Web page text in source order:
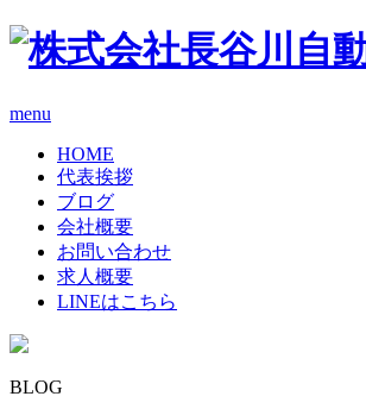
menu
HOME
代表挨拶
ブログ
会社概要
お問い合わせ
求人概要
LINEはこちら
BLOG